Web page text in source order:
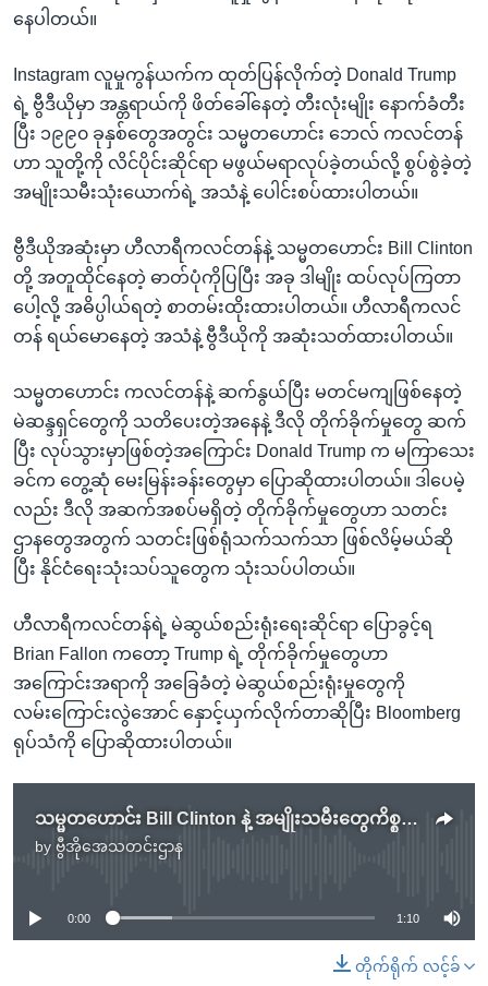
သို့
ရန်
နေပါတယ်။
Instagram လူမှုကွန်ယက်က ထုတ်ပြန်လိုက်တဲ့ Donald Trump
ရဲ့ ဗွီဒီယိုမှာ အန္တရာယ်ကို ဖိတ်ခေါ်နေတဲ့ တီးလုံးမျိုး နောက်ခံတီး
ပြီး ၁၉၉၀ ခုနှစ်တွေအတွင်း သမ္မတဟောင်း ဘေလ် ကလင်တန်
ဟာ သူတို့ကို လိင်ပိုင်းဆိုင်ရာ မဖွယ်မရာလုပ်ခဲ့တယ်လို့ စွပ်စွဲခဲ့တဲ့
အမျိုးသမီးသုံးယောက်ရဲ့ အသံနဲ့ ပေါင်းစပ်ထားပါတယ်။
ဗွီဒီယိုအဆုံးမှာ ဟီလာရီကလင်တန်နဲ့ သမ္မတဟောင်း Bill Clinton
တို့ အတူထိုင်နေတဲ့ ဓာတ်ပုံကိုပြပြီး အခု ဒါမျိုး ထပ်လုပ်ကြတာ
ပေါ့လို့ အဓိပ္ပါယ်ရတဲ့ စာတမ်းထိုးထားပါတယ်။ ဟီလာရီကလင်
တန် ရယ်မောနေတဲ့ အသံနဲ့ ဗွီဒီယိုကို အဆုံးသတ်ထားပါတယ်။
သမ္မတဟောင်း ကလင်တန်နဲ့ ဆက်နွယ်ပြီး မတင်မကျဖြစ်နေတဲ့
မဲဆန္ဒရှင်တွေကို သတိပေးတဲ့အနေနဲ့ ဒီလို တိုက်ခိုက်မှုတွေ ဆက်
ပြီး လုပ်သွားမှာဖြစ်တဲ့အကြောင်း Donald Trump က မကြာသေး
ခင်က တွေ့ဆုံ မေးမြန်းခန်းတွေမှာ ပြောဆိုထားပါတယ်။ ဒါပေမဲ့
လည်း ဒီလို အဆက်အစပ်မရှိတဲ့ တိုက်ခိုက်မှုတွေဟာ သတင်း
ဌာနတွေအတွက် သတင်းဖြစ်ရုံသက်သက်သာ ဖြစ်လိမ့်မယ်ဆို
ပြီး နိုင်ငံရေးသုံးသပ်သူတွေက သုံးသပ်ပါတယ်။
ဟီလာရီကလင်တန်ရဲ့ မဲဆွယ်စည်းရုံးရေးဆိုင်ရာ ပြောခွင့်ရ
Brian Fallon ကတော့ Trump ရဲ့ တိုက်ခိုက်မှုတွေဟာ
အကြောင်းအရာကို အခြေခံတဲ့ မဲဆွယ်စည်းရုံးမှုတွေကို
လမ်းကြောင်းလွဲအောင် နှောင့်ယှက်လိုက်တာဆိုပြီး Bloomberg
ရုပ်သံကို ပြောဆိုထားပါတယ်။
သမ္မတဟောင်း Bill Clinton နဲ့ အမျိုးသမီးတွေကိစ္စ Trump ပြန်ဖော်
by ဗွီအိုအေသတင်းဌာန
No media source currently available
0:00 1:10
တိုက်ရိုက် လင့်ခ်